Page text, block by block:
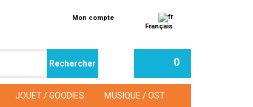
Mon compte
Français
0
JOUET / GOODIES MUSIQUE / OST